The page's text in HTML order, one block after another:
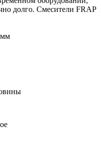
долго. Смесители FRAP
мм